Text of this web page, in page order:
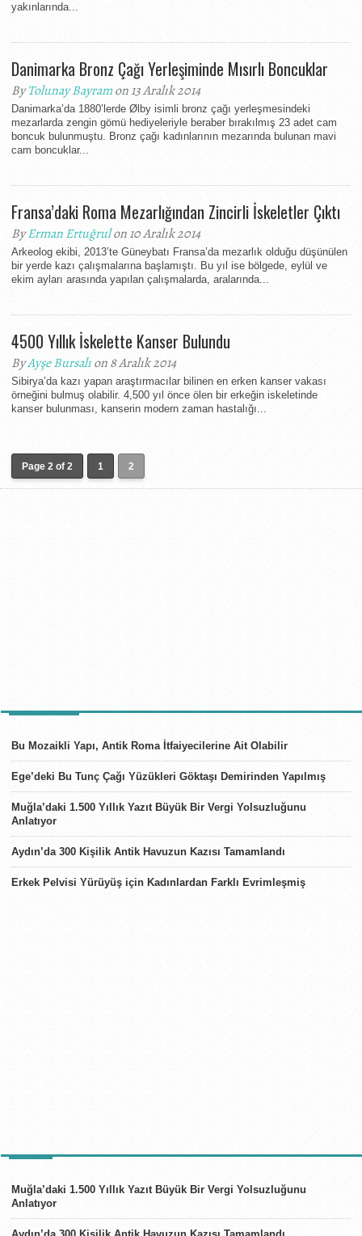
yakınlarında...
Danimarka Bronz Çağı Yerleşiminde Mısırlı Boncuklar
ByTolunay Bayramon 13 Aralık 2014
Danimarka’da 1880’lerde Ølby isimli bronz çağı yerleşmesindeki
mezarlarda zengin gömü hediyeleriyle beraber bırakılmış 23 adet cam
boncuk bulunmuştu. Bronz çağı kadınlarının mezarında bulunan mavi
cam boncuklar...
Fransa’daki Roma Mezarlığından Zincirli İskeletler Çıktı
ByErman Ertuğrulon 10 Aralık 2014
Arkeolog ekibi, 2013’te Güneybatı Fransa’da mezarlık olduğu düşünülen
bir yerde kazı çalışmalarına başlamıştı. Bu yıl ise bölgede, eylül ve
ekim ayları arasında yapılan çalışmalarda, aralarında...
4500 Yıllık İskelette Kanser Bulundu
ByAyşe Bursalıon 8 Aralık 2014
Sibirya’da kazı yapan araştırmacılar bilinen en erken kanser vakası
örneğini bulmuş olabilir. 4,500 yıl önce ölen bir erkeğin iskeletinde
kanser bulunması, kanserin modern zaman hastalığı...
Page 2 of 2 1 2
Bu Mozaikli Yapı, Antik Roma İtfaiyecilerine Ait Olabilir
Ege’deki Bu Tunç Çağı Yüzükleri Göktaşı Demirinden Yapılmış
Muğla’daki 1.500 Yıllık Yazıt Büyük Bir Vergi Yolsuzluğunu
Anlatıyor
Aydın’da 300 Kişilik Antik Havuzun Kazısı Tamamlandı
Erkek Pelvisi Yürüyüş için Kadınlardan Farklı Evrimleşmiş
Muğla’daki 1.500 Yıllık Yazıt Büyük Bir Vergi Yolsuzluğunu
Anlatıyor